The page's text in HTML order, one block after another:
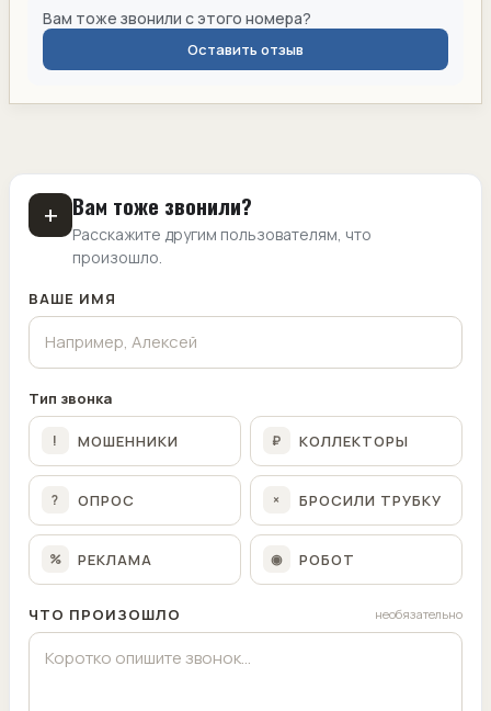
Вам тоже звонили с этого номера?
Оставить отзыв
+ Вам тоже звонили?
Расскажите другим пользователям, что
произошло.
ВАШЕ ИМЯ
Тип звонка
! МОШЕННИКИ ₽ КОЛЛЕКТОРЫ
? ОПРОС × БРОСИЛИ ТРУБКУ
% РЕКЛАМА ◉ РОБОТ
ЧТО ПРОИЗОШЛО необязательно